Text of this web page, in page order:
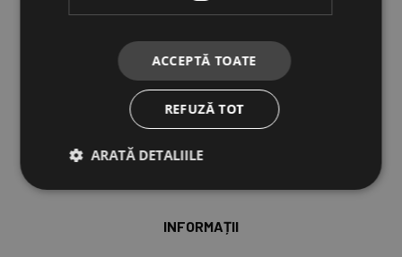
Corturi
Marchize
Frigidere
INFORMAȚII
ACCEPTĂ TOATE
REFUZĂ TOT
ARATĂ DETALIILE